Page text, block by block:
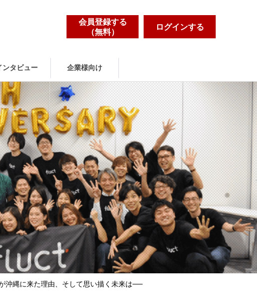
会員登録する
（無料）
ログインする
ンタビュー 企業様向け
沖縄に来た理由、そして思い描く未来は──